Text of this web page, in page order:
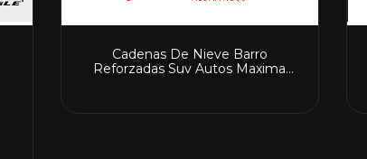
Cadenas De Nieve Barro
Reforzadas Suv Autos Maxima